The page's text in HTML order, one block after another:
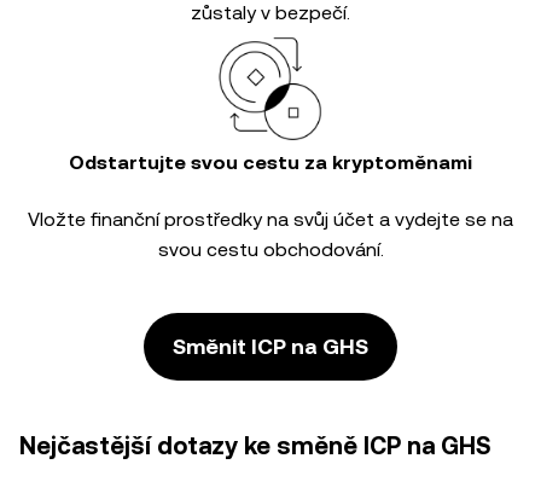
zůstaly v bezpečí.
Odstartujte svou cestu za kryptoměnami
Vložte finanční prostředky na svůj účet a vydejte se na
svou cestu obchodování.
Směnit ICP na GHS
Nejčastější dotazy ke směně ICP na GHS